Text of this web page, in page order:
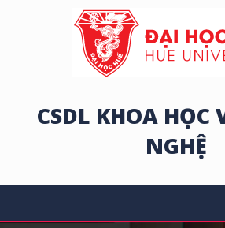
CSDL KHOA HỌC
NGHỆ